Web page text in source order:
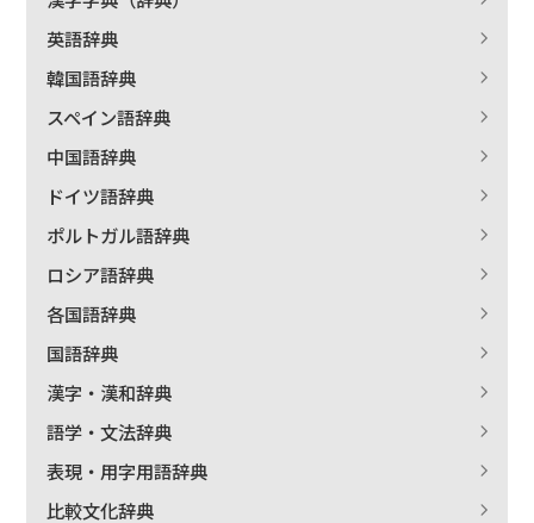
英語辞典
韓国語辞典
スペイン語辞典
中国語辞典
ドイツ語辞典
ポルトガル語辞典
ロシア語辞典
各国語辞典
国語辞典
漢字・漢和辞典
語学・文法辞典
表現・用字用語辞典
比較文化辞典